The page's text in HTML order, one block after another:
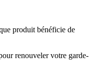
produit bénéficie de
renouveler votre garde-